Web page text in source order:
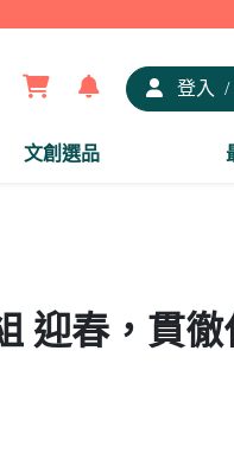
登入 /
文創選品
迎春，貫